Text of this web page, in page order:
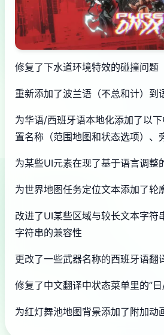
修复了下水道环境特效的碰撞问题
重新添加了波兰语（不总和计）到
为华语/西班牙语本地化添加了以
置名称（范围地图和状态选项）、
为某些UI元素在现了基于语言调整
为世界地图任务定位文本添加了轮
改进了UI某些区域与较长文本字符
字符串的兼容性
更改了一些武器名称的西班牙语翻
修复了中文翻译中状态菜单里的”
为红灯舞池地图背景添加了附加动